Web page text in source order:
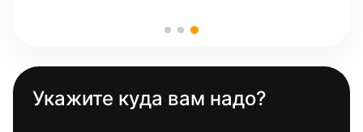
Укажите куда вам надо?